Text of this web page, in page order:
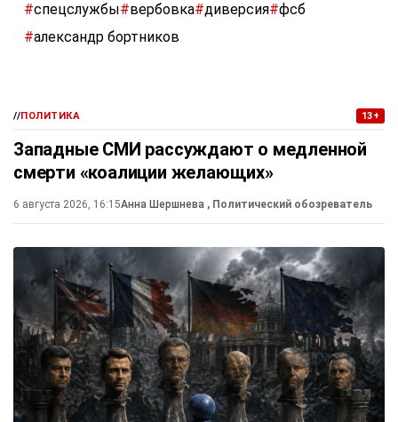
#спецслужбы#вербовка#диверсия#фсб
#александр бортников
//ПОЛИТИКА 13+
Западные СМИ рассуждают о медленной
смерти «коалиции желающих»
6 августа 2026, 16:15Анна Шершнева , Политический обозреватель